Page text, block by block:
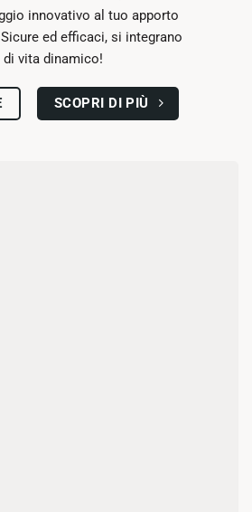
innovativo al tuo apporto
ed efficaci, si integrano
vita dinamico!
SCOPRI DI PIÙ